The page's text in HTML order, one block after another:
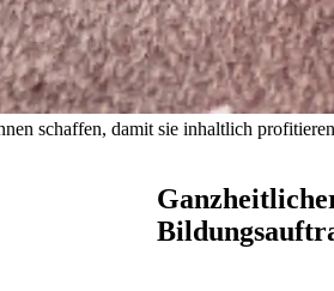
schaffen, damit sie inhaltlich